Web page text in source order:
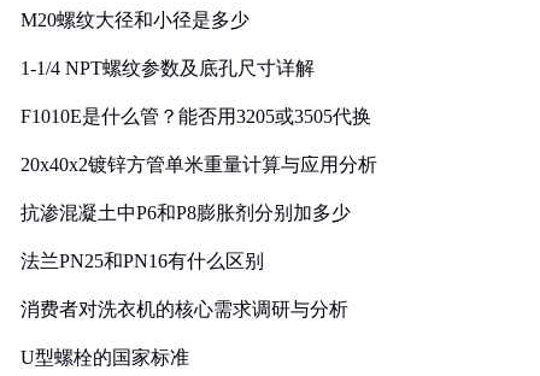
M20螺纹大径和小径是多少
1-1/4 NPT螺纹参数及底孔尺寸详解
F1010E是什么管？能否用3205或3505代换
20x40x2镀锌方管单米重量计算与应用分析
抗渗混凝土中P6和P8膨胀剂分别加多少
法兰PN25和PN16有什么区别
消费者对洗衣机的核心需求调研与分析
U型螺栓的国家标准